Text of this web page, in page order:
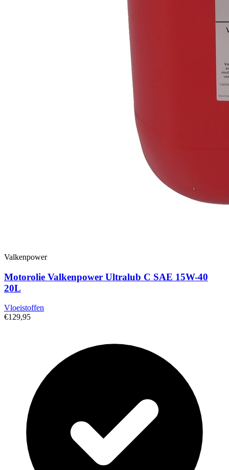
Valkenpower
Motorolie Valkenpower Ultralub C SAE 15W-40
20L
Vloeistoffen
€129,95